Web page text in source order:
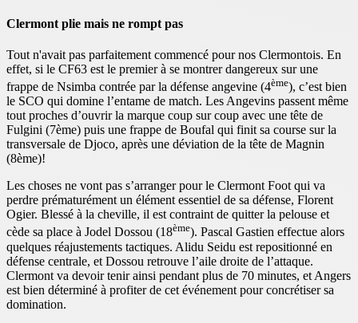
Clermont plie mais ne rompt pas
Tout n'avait pas parfaitement commencé pour nos Clermontois. En
effet, si le CF63 est le premier à se montrer dangereux sur une
frappe de Nsimba contrée par la défense angevine (4ème), c’est bien
le SCO qui domine l’entame de match. Les Angevins passent même
tout proches d’ouvrir la marque coup sur coup avec une tête de
Fulgini (7ème) puis une frappe de Boufal qui finit sa course sur la
transversale de Djoco, après une déviation de la tête de Magnin
(8ème)!
Les choses ne vont pas s’arranger pour le Clermont Foot qui va
perdre prématurément un élément essentiel de sa défense, Florent
Ogier. Blessé à la cheville, il est contraint de quitter la pelouse et
cède sa place à Jodel Dossou (18ème). Pascal Gastien effectue alors
quelques réajustements tactiques. Alidu Seidu est repositionné en
défense centrale, et Dossou retrouve l’aile droite de l’attaque.
Clermont va devoir tenir ainsi pendant plus de 70 minutes, et Angers
est bien déterminé à profiter de cet événement pour concrétiser sa
domination.